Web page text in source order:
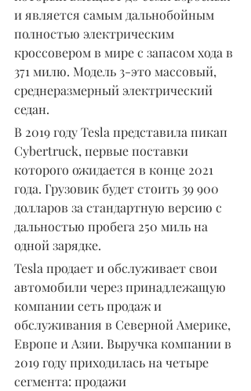
и является самым дальнобойным
полностью электрическим
кроссовером в мире с запасом хода в
371 милю. Модель 3-это массовый,
среднеразмерный электрический
седан.
В 2019 году Tesla представила пикап
Cybertruck, первые поставки
которого ожидается в конце 2021
года. Грузовик будет стоить 39 900
долларов за стандартную версию с
дальностью пробега 250 миль на
одной зарядке.
Tesla продает и обслуживает свои
автомобили через принадлежащую
компании сеть продаж и
обслуживания в Северной Америке,
Европе и Азии. Выручка компании в
2019 году приходилась на четыре
сегмента: продажи